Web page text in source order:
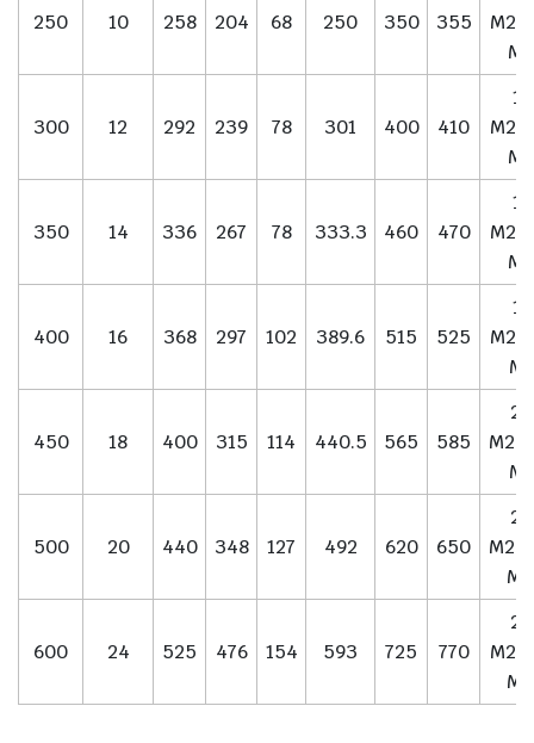
250 10 258 204 68 250 350 355
300 12 292 239 78 301 400 410
350 14 336 267 78 333.3 460 470
400 16 368 297 102 389.6 515 525
450 18 400 315 114 440.5 565 585
500 20 440 348 127 492 620 650
600 24 525 476 154 593 725 770